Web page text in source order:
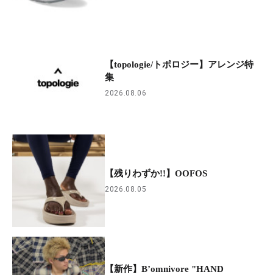
【topologie/トポロジー】アレンジ特
集
2026.08.06
【残りわずか!!】OOFOS
2026.08.05
【新作】B’omnivore "HAND